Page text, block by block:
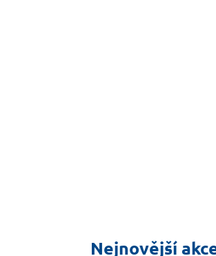
Nejnovější